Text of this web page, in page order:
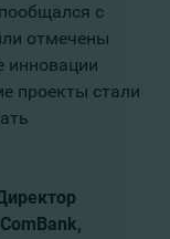
пообщался с
отмечены
инновации
проекты стали